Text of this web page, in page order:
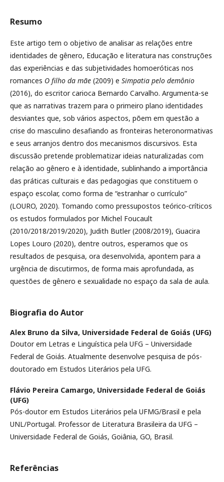
Resumo
Este artigo tem o objetivo de analisar as relações entre
identidades de gênero, Educação e literatura nas construções
das experiências e das subjetividades homoeróticas nos
romances O filho da mãe (2009) e Simpatia pelo demônio
(2016), do escritor carioca Bernardo Carvalho. Argumenta-se
que as narrativas trazem para o primeiro plano identidades
desviantes que, sob vários aspectos, põem em questão a
crise do masculino desafiando as fronteiras heteronormativas
e seus arranjos dentro dos mecanismos discursivos. Esta
discussão pretende problematizar ideias naturalizadas com
relação ao gênero e à identidade, sublinhando a importância
das práticas culturais e das pedagogias que constituem o
espaço escolar, como forma de “estranhar o currículo”
(LOURO, 2020). Tomando como pressupostos teórico-críticos
os estudos formulados por Michel Foucault
(2010/2018/2019/2020), Judith Butler (2008/2019), Guacira
Lopes Louro (2020), dentre outros, esperamos que os
resultados de pesquisa, ora desenvolvida, apontem para a
urgência de discutirmos, de forma mais aprofundada, as
questões de gênero e sexualidade no espaço da sala de aula.
Biografia do Autor
Alex Bruno da Silva, Universidade Federal de Goiás (UFG)
Doutor em Letras e Linguística pela UFG – Universidade
Federal de Goiás. Atualmente desenvolve pesquisa de pós-
doutorado em Estudos Literários pela UFG.
Flávio Pereira Camargo, Universidade Federal de Goiás
(UFG)
Pós-doutor em Estudos Literários pela UFMG/Brasil e pela
UNL/Portugal. Professor de Literatura Brasileira da UFG –
Universidade Federal de Goiás, Goiânia, GO, Brasil.
Referências